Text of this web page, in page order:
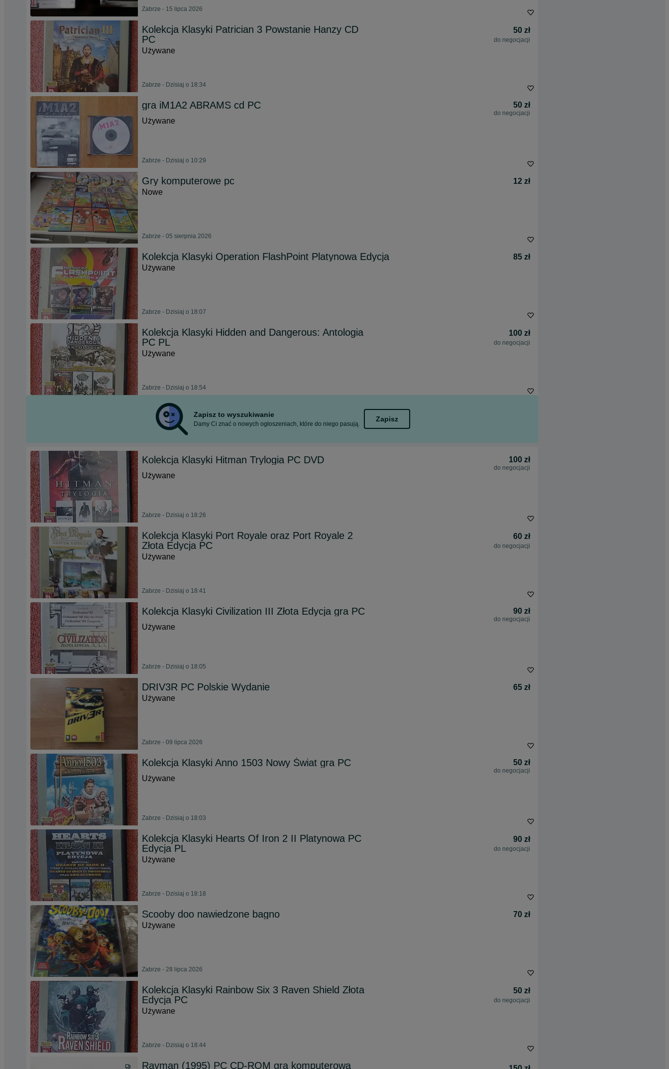
Zabrze - 15 lipca 2026
Kolekcja Klasyki Patrician 3 Powstanie Hanzy CD
PC
50 zł
do negocjacji
Używane
Zabrze - Dzisiaj o 18:34
gra iM1A2 ABRAMS cd PC 50 zł
do negocjacji
Używane
Zabrze - Dzisiaj o 10:29
Gry komputerowe pc
12 zł
Nowe
Zabrze - 05 sierpnia 2026
Kolekcja Klasyki Operation FlashPoint Platynowa Edycja
85 zł
Używane
Zabrze - Dzisiaj o 18:07
Kolekcja Klasyki Hidden and Dangerous: Antologia
PC PL
100 zł
do negocjacji
Używane
Zabrze - Dzisiaj o 18:54
Zapisz to wyszukiwanie
Damy Ci znać o nowych ogłoszeniach, które do niego pasują.
Zapisz
Kolekcja Klasyki Hitman Trylogia PC DVD 100 zł
do negocjacji
Używane
Zabrze - Dzisiaj o 18:26
Kolekcja Klasyki Port Royale oraz Port Royale 2
Złota Edycja PC
60 zł
do negocjacji
Używane
Zabrze - Dzisiaj o 18:41
Kolekcja Klasyki Civilization III Złota Edycja gra PC 90 zł
do negocjacji
Używane
Zabrze - Dzisiaj o 18:05
DRIV3R PC Polskie Wydanie
65 zł
Używane
Zabrze - 09 lipca 2026
Kolekcja Klasyki Anno 1503 Nowy Świat gra PC 50 zł
do negocjacji
Używane
Zabrze - Dzisiaj o 18:03
Kolekcja Klasyki Hearts Of Iron 2 II Platynowa PC
Edycja PL
90 zł
do negocjacji
Używane
Zabrze - Dzisiaj o 18:18
Scooby doo nawiedzone bagno
70 zł
Używane
Zabrze - 28 lipca 2026
Kolekcja Klasyki Rainbow Six 3 Raven Shield Złota
Edycja PC
50 zł
do negocjacji
Używane
Zabrze - Dzisiaj o 18:44
Rayman (1995) PC CD-ROM gra komputerowa